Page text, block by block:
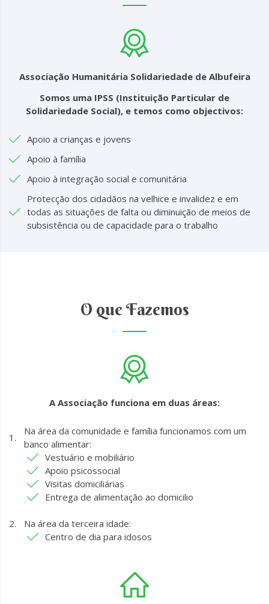
Associação Humanitária Solidariedade de Albufeira
Somos uma IPSS (Instituição Particular de
Solidariedade Social), e temos como objectivos:
Apoio a crianças e jovens
Apoio à família
Apoio à integração social e comunitária
Protecção dos cidadãos na velhice e invalidez e em
todas as situações de falta ou diminuição de meios de
subsistência ou de capacidade para o trabalho
O que Fazemos
A Associação funciona em duas áreas:
Na área da comunidade e família funcionamos com um
banco alimentar:
Vestuário e mobiliário
Apoio psicossocial
Visitas domiciliárias
Entrega de alimentação ao domicilio
Na área da terceira idade:
Centro de dia para idosos